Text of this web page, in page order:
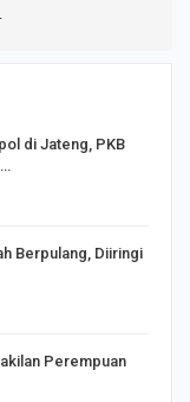
di Jateng, PKB
Berpulang, Diiringi
Perempuan